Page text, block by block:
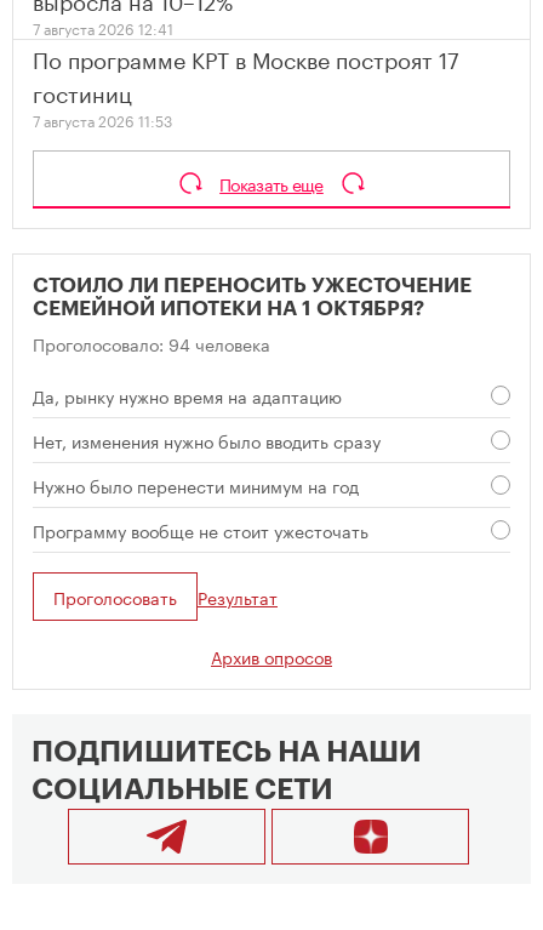
7 августа 2026 12:41
По программе КРТ в Москве построят 17
гостиниц
7 августа 2026 11:53
Показать еще
СТОИЛО ЛИ ПЕРЕНОСИТЬ УЖЕСТОЧЕНИЕ
СЕМЕЙНОЙ ИПОТЕКИ НА 1 ОКТЯБРЯ?
Проголосовало: 94 человека
Да, рынку нужно время на адаптацию
Нет, изменения нужно было вводить сразу
Нужно было перенести минимум на год
Программу вообще не стоит ужесточать
Проголосовать Результат
Архив опросов
ПОДПИШИТЕСЬ НА НАШИ
СОЦИАЛЬНЫЕ СЕТИ